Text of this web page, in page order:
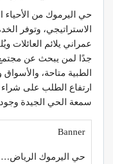
حي اليرموك من الأحياء
الاستراتيجي، وتوفر
عمراني يلائم العائلات
جدًا لمن يبحث عن
الطبية متاحة،
ارتفاع الطلب على شراء
سمعة الحي الجيدة
Banner
حي اليرموك